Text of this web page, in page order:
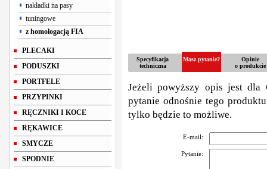
nakładki na pasy
tuningowe
z homologacją FIA
PLECAKI
PODUSZKI
PORTFELE
PRZYPINKI
RĘCZNIKI I KOCE
RĘKAWICE
SMYCZE
SPODNIE
Specyfikacja
techniczna
Masz pytanie?
Opinie
o produkcie
Jeżeli powyższy opis jest dla
pytanie odnośnie tego
tylko będzie to możliwe.
E-mail:
Pytanie: